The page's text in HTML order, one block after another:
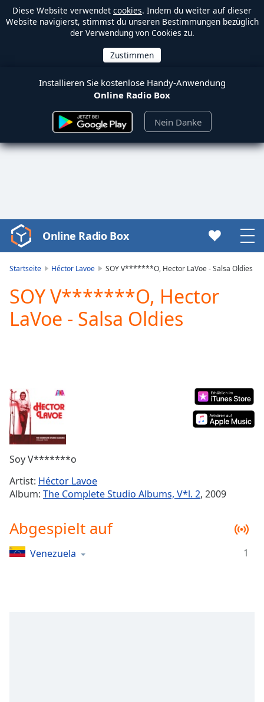
Diese Website verwendet cookies. Indem du weiter auf dieser
Website navigierst, stimmst du unseren Bestimmungen bezüglich
der Verwendung von Cookies zu.
Installieren Sie kostenlose Handy-Anwendung
Online Radio Box
Nein Danke
Video
Player
Play
Video
Current
Time0:00
Duration
Loaded:
Stream
TypeLIVE
Seek to
live,
liveLIVE
Remaining
Time-
Online Radio Box
Startseite Héctor Lavoe SOY V*******O, Hector LaVoe - Salsa Oldies
SOY V*******O, Hector
LaVoe - Salsa Oldies
Soy V*******o
Artist: Héctor Lavoe
Album: The Complete Studio Albums, V*l. 2, 2009
Abgespielt auf
Venezuela 1